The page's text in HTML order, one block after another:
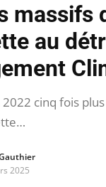
massifs
au
2022 cinq fois
2025